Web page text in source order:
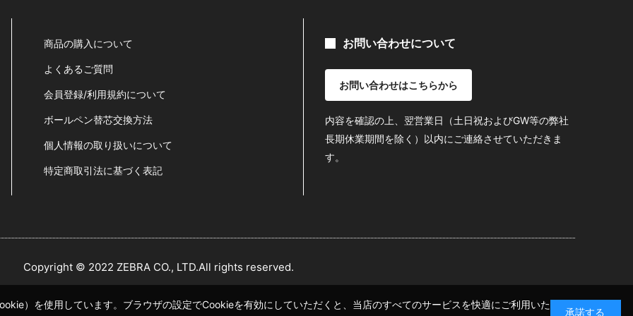
商品の購入について
よくあるご質問
会員登録/利用規約について
ボールペン替芯交換方法
個人情報の取り扱いについて
特定商取引法に基づく表記
お問い合わせについて
お問い合わせはこちらから
内容を確認の上、翌営業日（土日祝およびGW等の弊社
長期休業期間を除く）以内にご連絡させていただきま
す。
Copyright © 2022 ZEBRA CO., LTD.All rights reserved.
）を使用しています。ブラウザの設定でCookieを有効にしていただくと、当店のすべてのサービスを快適にご利用いた
承諾する